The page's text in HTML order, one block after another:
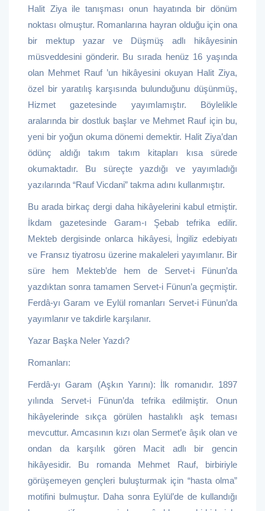
Halit Ziya ile tanışması onun hayatında bir dönüm
noktası olmuştur. Romanlarına hayran olduğu için ona
bir mektup yazar ve Düşmüş adlı hikâyesinin
müsveddesini gönderir. Bu sırada henüz 16 yaşında
olan Mehmet Rauf ’un hikâyesini okuyan Halit Ziya,
özel bir yaratılış karşısında bulunduğunu düşünmüş,
Hizmet gazetesinde yayımlamıştır. Böylelikle
aralarında bir dostluk başlar ve Mehmet Rauf için bu,
yeni bir yoğun okuma dönemi demektir. Halit Ziya’dan
ödünç aldığı takım takım kitapları kısa sürede
okumaktadır. Bu süreçte yazdığı ve yayımladığı
yazılarında “Rauf Vicdani” takma adını kullanmıştır.
Bu arada birkaç dergi daha hikâyelerini kabul etmiştir.
İkdam gazetesinde Garam-ı Şebab tefrika edilir.
Mekteb dergisinde onlarca hikâyesi, İngiliz edebiyatı
ve Fransız tiyatrosu üzerine makaleleri yayımlanır. Bir
süre hem Mekteb’de hem de Servet-i Fünun’da
yazdıktan sonra tamamen Servet-i Fünun’a geçmiştir.
Ferdâ-yı Garam ve Eylül romanları Servet-i Fünun’da
yayımlanır ve takdirle karşılanır.
Yazar Başka Neler Yazdı?
Romanları:
Ferdâ-yı Garam (Aşkın Yarını): İlk romanıdır. 1897
yılında Servet-i Fünun’da tefrika edilmiştir. Onun
hikâyelerinde sıkça görülen hastalıklı aşk teması
mevcuttur. Amcasının kızı olan Sermet’e âşık olan ve
ondan da karşılık gören Macit adlı bir gencin
hikâyesidir. Bu romanda Mehmet Rauf, birbiriyle
görüşemeyen gençleri buluşturmak için “hasta olma”
motifini bulmuştur. Daha sonra Eylül’de de kullandığı